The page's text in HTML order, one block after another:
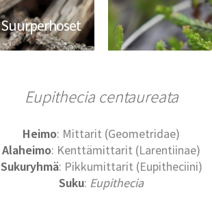
Suurperhoset
Eupithecia centaureata
Heimo: Mittarit (Geometridae)
Alaheimo: Kenttämittarit (Larentiinae)
Sukuryhmä: Pikkumittarit (Eupitheciini)
Suku: Eupithecia